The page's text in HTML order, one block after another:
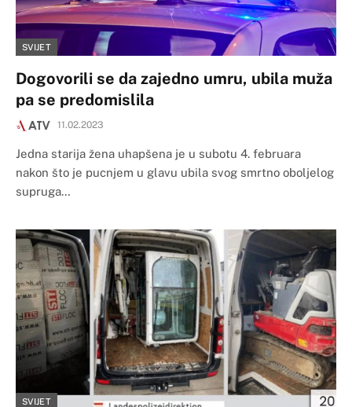
SVIJET
Dogovorili se da zajedno umru, ubila muža
pa se predomislila
11.02.2023
Jedna starija žena uhapšena je u subotu 4. februara
nakon što je pucnjem u glavu ubila svog smrtno oboljelog
supruga…
SVIJET